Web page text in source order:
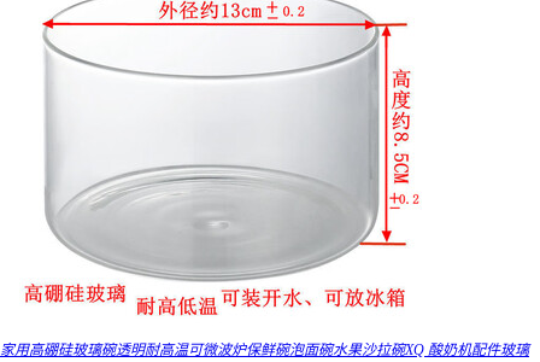
家用高硼硅玻璃碗透明耐高温可微波炉保鲜碗泡面碗水果沙拉碗XQ 酸奶机配件玻璃